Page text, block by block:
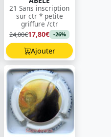
21 Sans inscription
sur ctr * petite
griffure /ctr
24,00€17,80€ -26%
Ajouter